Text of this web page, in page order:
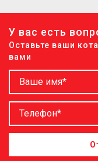
У вас есть
Оставьте ваши
вами